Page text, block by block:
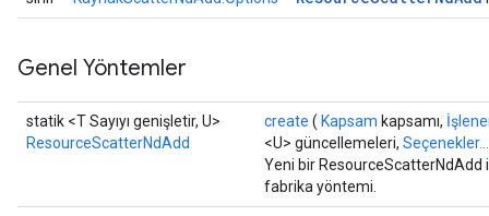
Genel Yöntemler
statik <T Sayıyı genişletir, U>
ResourceScatterNdAdd
create ( Kapsam kapsamı,
<U> güncellemeleri, Seçenekler...
Yeni bir ResourceScatterNdAdd
fabrika yöntemi.